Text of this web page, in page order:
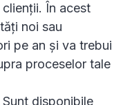
În acest
noi sau
pe an și va trebui
proceselor tale
Sunt disponibile